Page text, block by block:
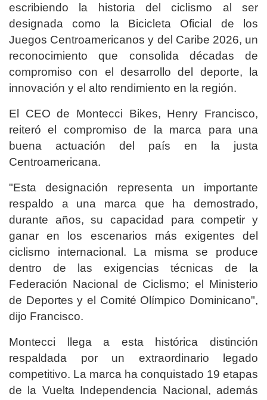
escribiendo la historia del ciclismo al ser
designada como la Bicicleta Oficial de los
Juegos Centroamericanos y del Caribe 2026, un
reconocimiento que consolida décadas de
compromiso con el desarrollo del deporte, la
innovación y el alto rendimiento en la región.
El CEO de Montecci Bikes, Henry Francisco,
reiteró el compromiso de la marca para una
buena actuación del país en la justa
Centroamericana.
"Esta designación representa un importante
respaldo a una marca que ha demostrado,
durante años, su capacidad para competir y
ganar en los escenarios más exigentes del
ciclismo internacional. La misma se produce
dentro de las exigencias técnicas de la
Federación Nacional de Ciclismo; el Ministerio
de Deportes y el Comité Olímpico Dominicano",
dijo Francisco.
Montecci llega a esta histórica distinción
respaldada por un extraordinario legado
competitivo. La marca ha conquistado 19 etapas
de la Vuelta Independencia Nacional, además